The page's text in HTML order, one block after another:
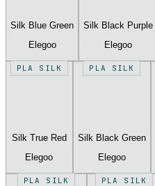
Silk Blue Green
Elegoo
Silk Black Purple
Elegoo
PLA SILK
Silk True Red
Elegoo
PLA SILK
Silk Black Green
Elegoo
PLA SILK PLA SILK